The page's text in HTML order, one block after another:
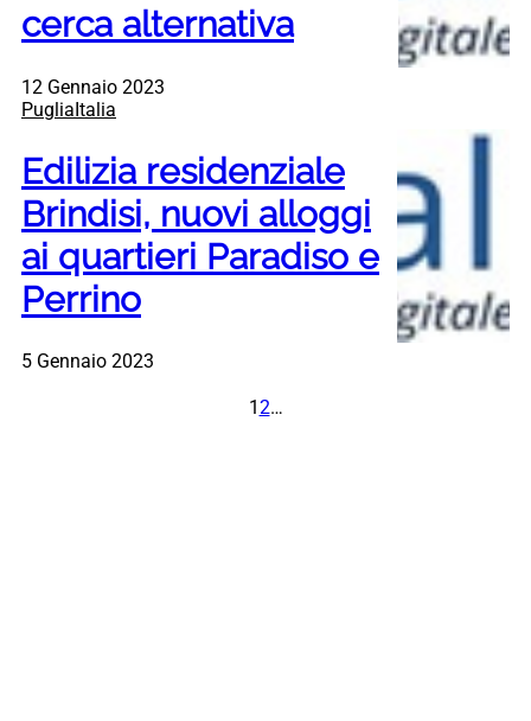
cerca alternativa
12 Gennaio 2023
PugliaItalia
Edilizia residenziale
Brindisi, nuovi alloggi
ai quartieri Paradiso e
Perrino
5 Gennaio 2023
1 2…